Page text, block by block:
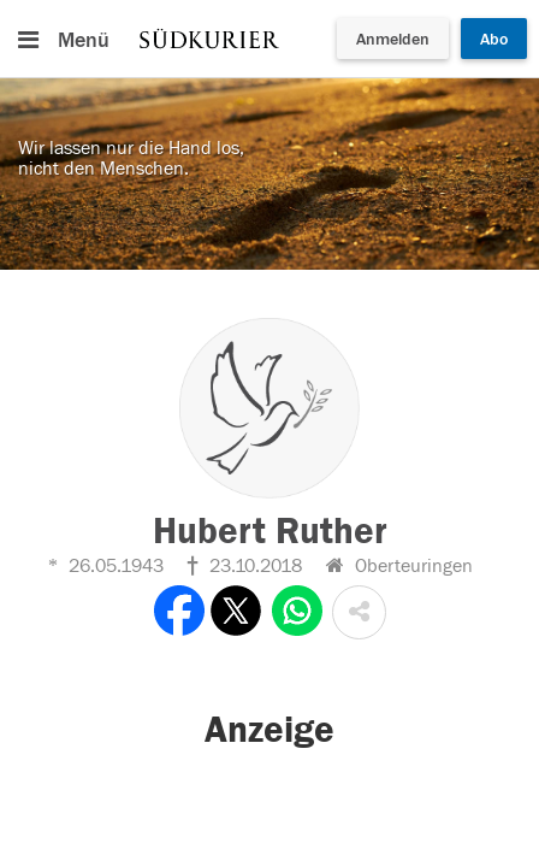
Menü Anmelden Abo
Wir lassen nur die Hand los,
nicht den Menschen.
Hubert Ruther
26.05.1943 23.10.2018 Oberteuringen
Anzeige